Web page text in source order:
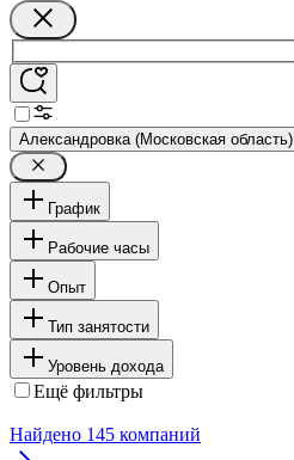
Александровка (Московская область)
График
Рабочие часы
Опыт
Тип занятости
Уровень дохода
Ещё фильтры
Найдено 145 компаний